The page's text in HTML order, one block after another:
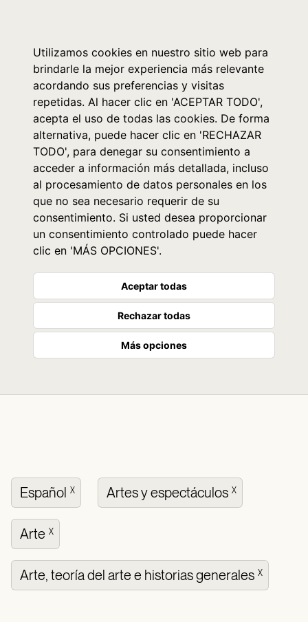
Utilizamos cookies en nuestro sitio web para
brindarle la mejor experiencia más relevante
acordando sus preferencias y visitas
repetidas. Al hacer clic en 'ACEPTAR TODO',
acepta el uso de todas las cookies. De forma
alternativa, puede hacer clic en 'RECHAZAR
TODO', para denegar su consentimiento a
acceder a información más detallada, incluso
al procesamiento de datos personales en los
que no sea necesario requerir de su
consentimiento. Si usted desea proporcionar
un consentimiento controlado puede hacer
clic en 'MÁS OPCIONES'.
Aceptar todas
Rechazar todas
Más opciones
Español X Artes y espectáculos X
Arte X
Arte, teoría del arte e historias generales X